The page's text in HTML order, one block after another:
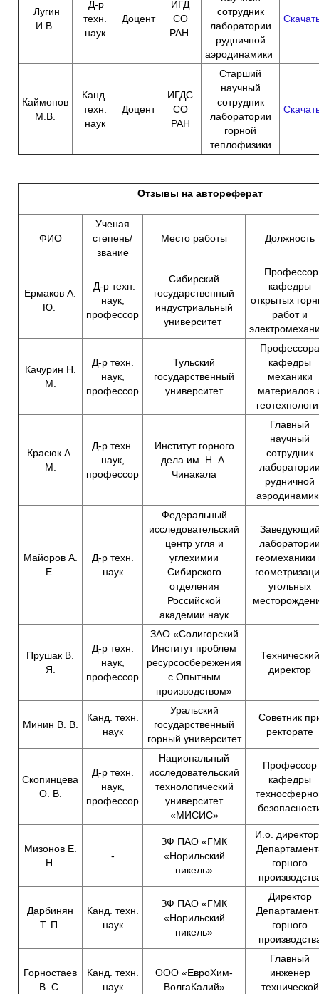
Лугин
И.В.
Д-р
техн.
наук
Доцент
ИГД
СО
РАН
сотрудник
лаборатории
рудничной
аэродинамики
Каймонов
М.В.
Канд.
техн.
наук
Доцент
ИГДС
СО
РАН
Старший
научный
сотрудник
лаборатории
горной
теплофизики
Отзывы на автореферат
ФИО
Ученая
степень/
звание
Место работы Должность
Ермаков А.
Ю.
Д-р техн.
наук,
профессор
Сибирский
государственный
индустриальный
университет
Профессор
кафедры
открытых
работ и
Качурин Н.
М.
Д-р техн.
наук,
профессор
Тульский
государственный
университет
Профессора
кафедры
механики
материалов
Красюк А.
М.
Д-р техн.
наук,
профессор
Институт горного
дела им. Н. А.
Чинакала
Главный
научный
сотрудник
рудничной
Майоров А.
Е.
Д-р техн.
наук
Федеральный
исследовательский
центр угля и
углехимии
Сибирского
отделения
Российской
академии наук
геомеханики
угольных
Прушак В.
Я.
Д-р техн.
наук,
профессор
ЗАО «Солигорский
Институт проблем
ресурсосбережения
с Опытным
производством»
Технический
директор
Минин В. В.
Канд. техн.
наук
Уральский
государственный
горный университет
Советник
ректорате
Скопинцева
О. В.
Д-р техн.
наук,
профессор
Национальный
исследовательский
технологический
университет
«МИСИС»
Профессор
кафедры
Мизонов Е.
Н.
-
ЗФ ПАО «ГМК
«Норильский
никель»
И.о.
горного
Дарбинян
Т. П.
Канд. техн.
наук
ЗФ ПАО «ГМК
«Норильский
никель»
Директор
горного
Горностаев
В. С.
Канд. техн.
наук
ООО «ЕвроХим-
ВолгаКалий»
Главный
инженер
технической